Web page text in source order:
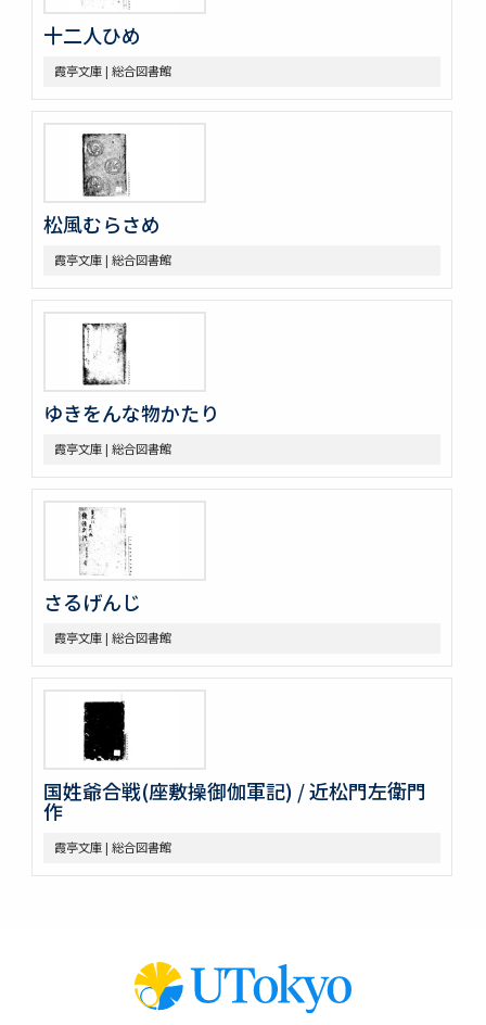
十二人ひめ
霞亭文庫 | 総合図書館
松風むらさめ
霞亭文庫 | 総合図書館
ゆきをんな物かたり
霞亭文庫 | 総合図書館
さるげんじ
霞亭文庫 | 総合図書館
国姓爺合戦(座敷操御伽軍記) / 近松門左衛門
作
霞亭文庫 | 総合図書館